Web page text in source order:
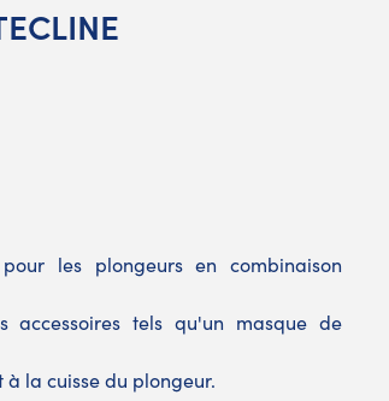
les plongeurs en combinaison
accessoires tels qu'un masque de
la cuisse du plongeur.